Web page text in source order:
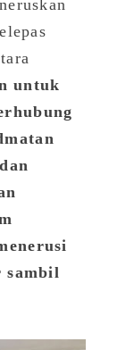
untuk
sambil